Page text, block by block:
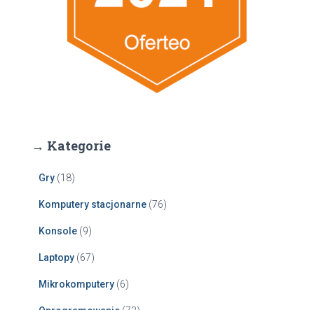
→ Kategorie
Gry (18)
Komputery stacjonarne (76)
Konsole (9)
Laptopy (67)
Mikrokomputery (6)